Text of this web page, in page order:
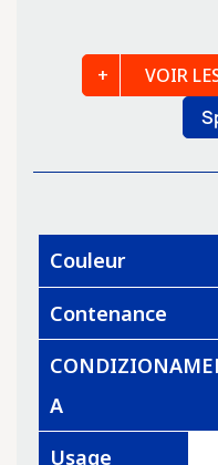
VOIR
Couleur
Contenance
A
Usage